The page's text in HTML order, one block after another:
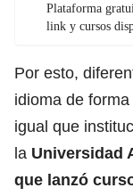
Plataforma
link y cursos
Por esto,
idioma de
igual que
la Universidad
que lanzó